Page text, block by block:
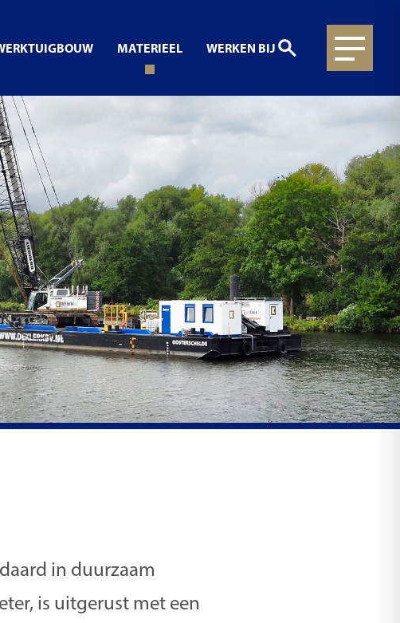
MATERIEEL WERKEN BIJ
in duurzaam
is uitgerust met een